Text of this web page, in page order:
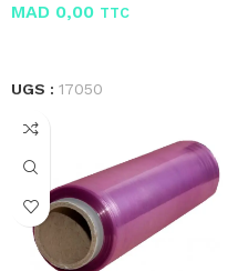
MAD 0,00 TTC
UGS : 17050